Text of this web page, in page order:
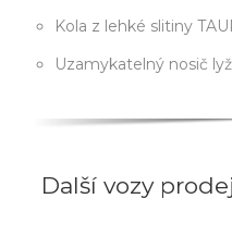
Kola z lehké slitiny
Uzamykatelný nosič
Další vozy